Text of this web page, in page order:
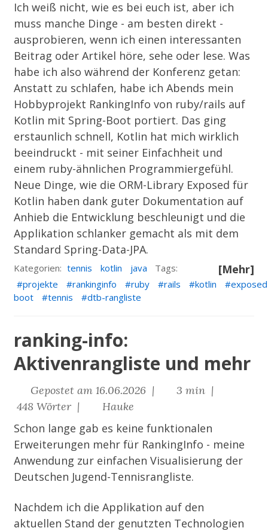
Ich weiß nicht, wie es bei euch ist, aber ich
muss manche Dinge - am besten direkt -
ausprobieren, wenn ich einen interessanten
Beitrag oder Artikel höre, sehe oder lese. Was
habe ich also während der Konferenz getan:
Anstatt zu schlafen, habe ich Abends mein
Hobbyprojekt RankingInfo von ruby/rails auf
Kotlin mit Spring-Boot portiert. Das ging
erstaunlich schnell, Kotlin hat mich wirklich
beeindruckt - mit seiner Einfachheit und
einem ruby-ähnlichen Programmiergefühl.
Neue Dinge, wie die ORM-Library Exposed für
Kotlin haben dank guter Dokumentation auf
Anhieb die Entwicklung beschleunigt und die
Applikation schlanker gemacht als mit dem
Standard Spring-Data-JPA.
[Mehr]
Kategorien: tennis kotlin java
Tags:
projekte
rankinginfo ruby rails kotlin
exposed
boot
tennis dtb-rangliste
ranking-info:
Aktivenrangliste und mehr
Gepostet am 16.06.2026 |
3 min |
448 Wörter |
Hauke
Schon lange gab es keine funktionalen
Erweiterungen mehr für RankingInfo - meine
Anwendung zur einfachen Visualisierung der
Deutschen Jugend-Tennisrangliste.
Nachdem ich die Applikation auf den
aktuellen Stand der genutzten Technologien